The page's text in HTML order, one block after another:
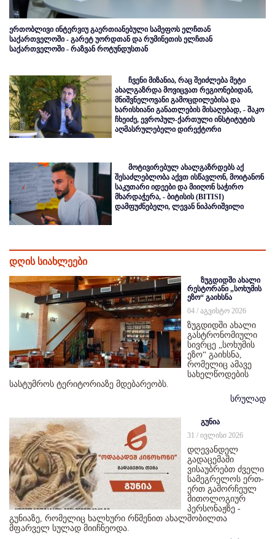
ერთობლივი ინტერვიუ გაერთიანებული სამეფოს ელჩთან
საქართველოში - გარეტ უორდთან და რუმინეთის ელჩთან
საქართველოში - რაზვან როტუნდუსთან
ჩვენი მიზანია, რაც შეიძლება მეტი
ახალგაზრდა მოვიცვათ რეგიონებიდან,
მნიშვნელოვანი გამოცდილებისა და
ხარისხიანი განათლების მისაღებად, - შაკო
ჩხეიძე, ევროპულ-ქართული ინსტიტუტის
აღმასრულებელი დირექტორი
მოტივირებულ ახალგაზრდებს აქ
შესაძლებლობა აქვთ ისწავლონ, მოიტანონ
საკუთარი იდეები და მიიღონ საჭირო
მხარდაჭერა, - ბიტისის (BITISI)
დამფუძნებელი, ლევან ნიპარიშვილი
დღის სიახლეები
ზუგდიდში ახალი
რესტორანი „სოხუმის
ეზო“ გაიხსნა
04 / აგვისტო 2026
ზუგდიდში ახალი
გასტრონომიული
სივრცე „სოხუმის
ეზო“ გაიხსნა,
რომელიც ამავე
სახელწოდების
სასტუმროს ტერიტორიაზე მდებარეობს.
სრულად
გუნია
31 / ივლისი 2026
დღევანდელ
გადაცემაში
ვისაუბრებთ ძველი
სამეგრელოს ერთ-
ერთ გამორჩეულ
მითოლოგიურ
პერსონაჟზე -
გუნიაზე, რომელიც ხალხური რწმენით ახალშობილთა
მფარველ სულად მიიჩნეოდა.